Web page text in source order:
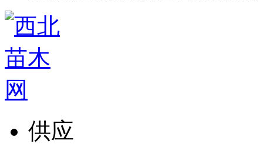
供应